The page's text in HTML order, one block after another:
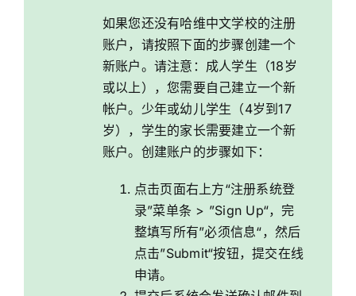
如果您还没有哈维中文学校的注册
账户，请按照下面的步骤创建一个
新账户。请注意：成人学生（18岁
或以上），您需要自己建立一个新
帐户。少年或幼儿学生（4岁到17
岁），学生的家长需要建立一个新
账户。创建账户的步骤如下：
点击页面右上方“注册系统登
录”菜单条 > ”Sign Up“，完
整填写所有”必须信息“，然后
点击”Submit“按钮，提交在线
申请。